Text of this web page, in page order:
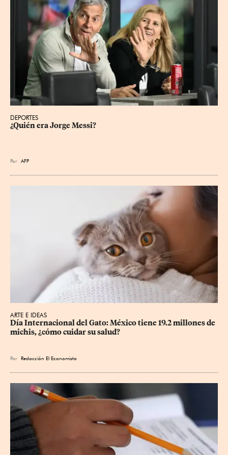
DEPORTES
¿Quién era Jorge Messi?
Por AFP
ARTE E IDEAS
Día Internacional del Gato: México tiene 19.2 millones de
michis, ¿cómo cuidar su salud?
Por Redacción El Economista